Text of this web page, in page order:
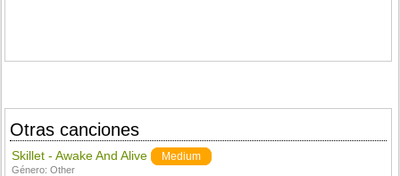
Otras canciones
Skillet - Awake And Alive Medium
Género:Other